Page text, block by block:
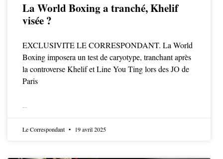
La World Boxing a tranché, Khelif
visée ?
EXCLUSIVITE LE CORRESPONDANT. La World
Boxing imposera un test de caryotype, tranchant après
la controverse Khelif et Line You Ting lors des JO de
Paris
Le Correspondant 19 avril 2025